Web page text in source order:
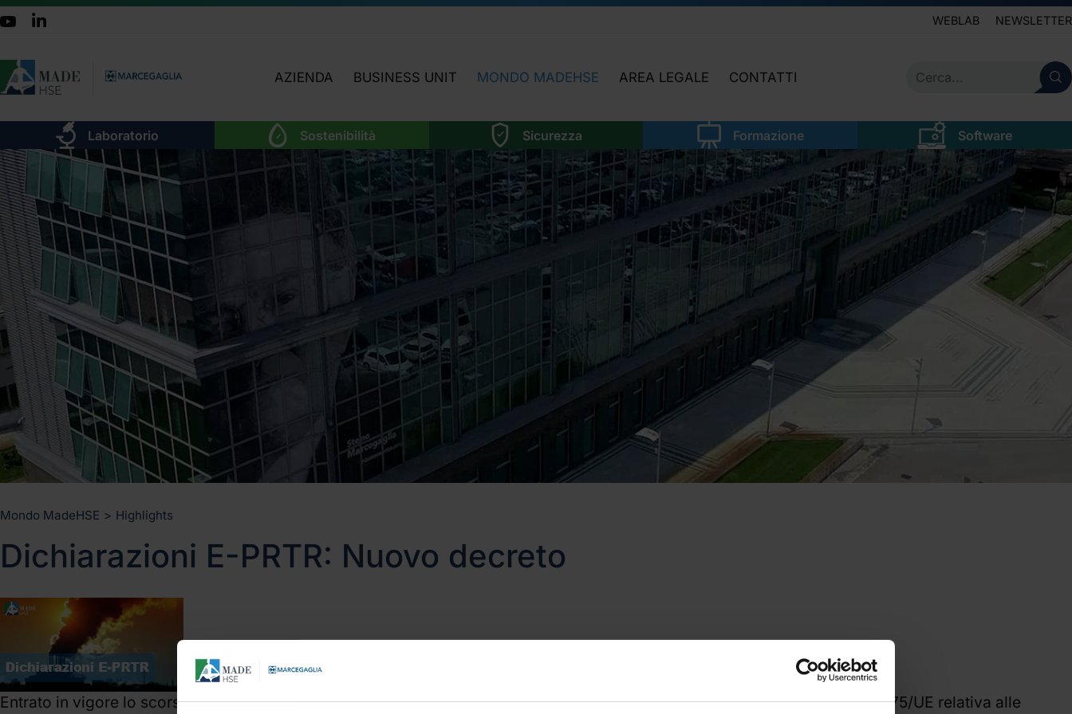
WEBLAB NEWSLETTER
AZIENDA
CHI SIAMO
TEAM
ATTIVITÀ
ORGANIGRAMMA
LAVORA CON NOI
DOVE SIAMO
CERTIFICAZIONI
BUSINESS UNIT
LABORATORIO
SOSTENIBILITÀ
SICUREZZA
FORMAZIONE
SOFTWARE
MONDO MADEHSE
HIGHLIGHTS
OGGI INCONTRIAMO…
APPROFONDIMENTI
FOCUS TEMATICI
AREA LEGALE
NEWS LEGISLATIVE
ATTIVITÀ AREA LEGALE
CONTATTI
SERVIZIO CLIENTI
NEWSLETTER
Laboratorio Sostenibilità Sicurezza Formazione Software
Mondo MadeHSE > Highlights
Dichiarazioni E-PRTR: Nuovo decreto
Entrato in vigore lo scorso 11 aprile 2014, il Decreto Legislativo 4 Marzo 2014, n. 46 recante "Attuazione della direttiva 2010/75/UE relativa alle